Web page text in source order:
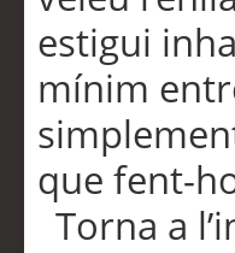
estigui
mínim
que fent-
Torna a